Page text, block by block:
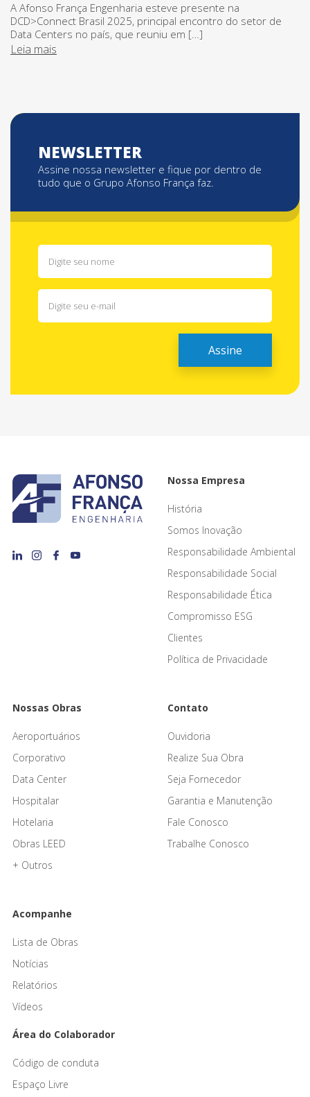
A Afonso França Engenharia esteve presente na
DCD>Connect Brasil 2025, principal encontro do setor de
Data Centers no país, que reuniu em […]
Leia mais
NEWSLETTER
Assine nossa newsletter e fique por dentro de
tudo que o Grupo Afonso França faz.
Nossa Empresa
História
Somos Inovação
Responsabilidade Ambiental
Responsabilidade Social
Responsabilidade Ética
Compromisso ESG
Clientes
Política de Privacidade
Nossas Obras
Aeroportuários
Corporativo
Data Center
Hospitalar
Hotelaria
Obras LEED
+ Outros
Contato
Ouvidoria
Realize Sua Obra
Seja Fornecedor
Garantia e Manutenção
Fale Conosco
Trabalhe Conosco
Acompanhe
Lista de Obras
Notícias
Relatórios
Vídeos
Área do Colaborador
Código de conduta
Espaço Livre